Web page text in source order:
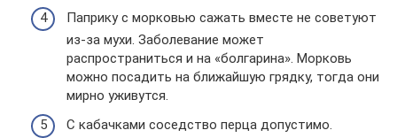
Паприку с морковью сажать вместе не советуют
из-за мухи. Заболевание может
распространиться и на «болгарина». Морковь
можно посадить на ближайшую грядку, тогда они
мирно уживутся.
С кабачками соседство перца допустимо.